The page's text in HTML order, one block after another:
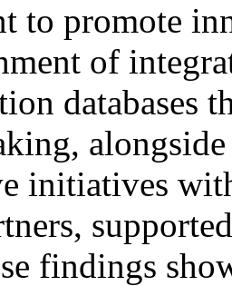
to promote
of
databases
initiatives
findings